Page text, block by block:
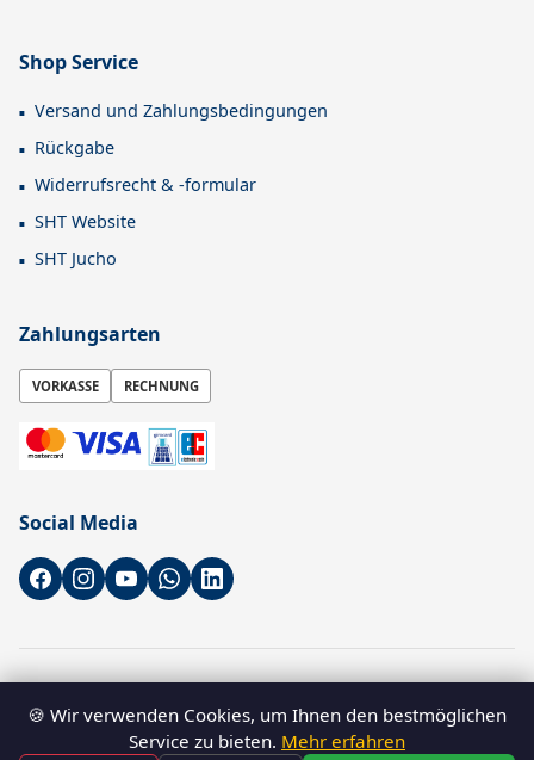
Shop Service
Versand und Zahlungsbedingungen
Rückgabe
Widerrufsrecht & -formular
SHT Website
SHT Jucho
Zahlungsarten
VORKASSE RECHNUNG
Social Media
–B2B-Shop für Gewerbetreibende. Verbraucher können ebenfalls
bestellen.
🍪 Wir verwenden Cookies, um Ihnen den bestmöglichen
Service zu bieten. Mehr erfahren